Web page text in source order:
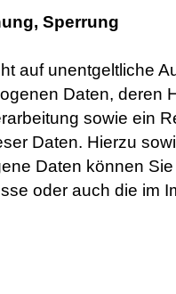
Sperrung
auf unentgeltliche
Daten, deren
sowie ein
Daten. Hierzu
Daten können
oder auch die im